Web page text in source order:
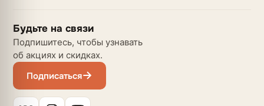
Будьте на связи
Подпишитесь, чтобы узнавать
об акциях и скидках.
Подписаться